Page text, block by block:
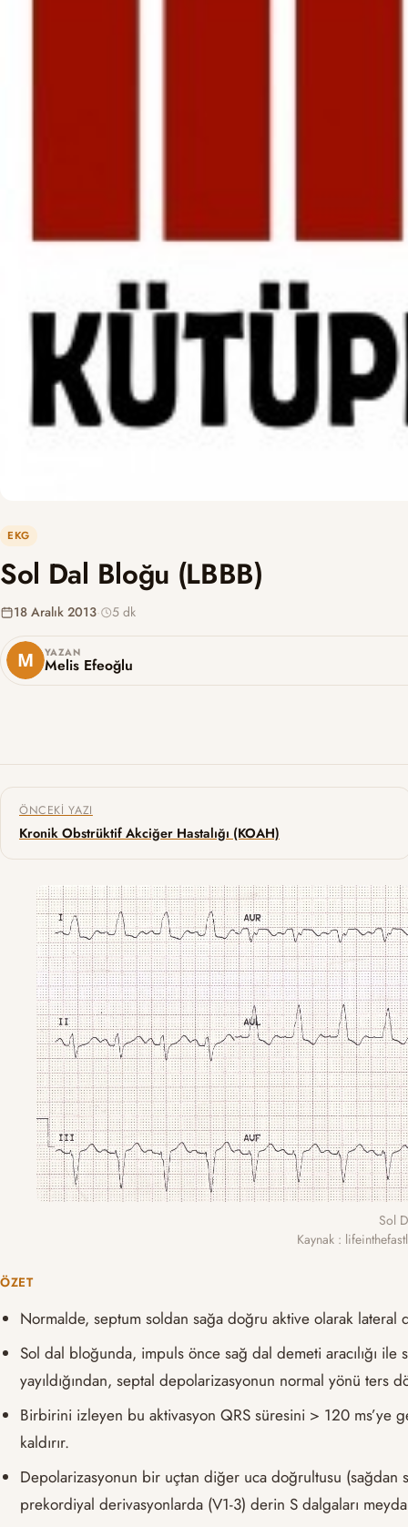
EKG
Sol Dal Bloğu (LBBB)
YAZAN
Melis Efeoğlu
18 Aralık 2013· 5 dk
Yazı gezinmesi
ÖNCEKI YAZI
Kronik Obstrüktif Akciğer Hastalığı (KOAH)
Sol
Kaynak :
ÖZET
Normalde, septum soldan sağa doğru aktive olarak
Sol dal bloğunda, impuls önce sağ dal demeti aracılığı
yayıldığından, septal depolarizasyonun normal yönü ters
Birbirini izleyen bu aktivasyon QRS süresini > 120 ms’ye
kaldırır.
Depolarizasyonun bir uçtan diğer uca doğrultusu (sağdan
prekordiyal derivasyonlarda (V1-3) derin S dalgaları